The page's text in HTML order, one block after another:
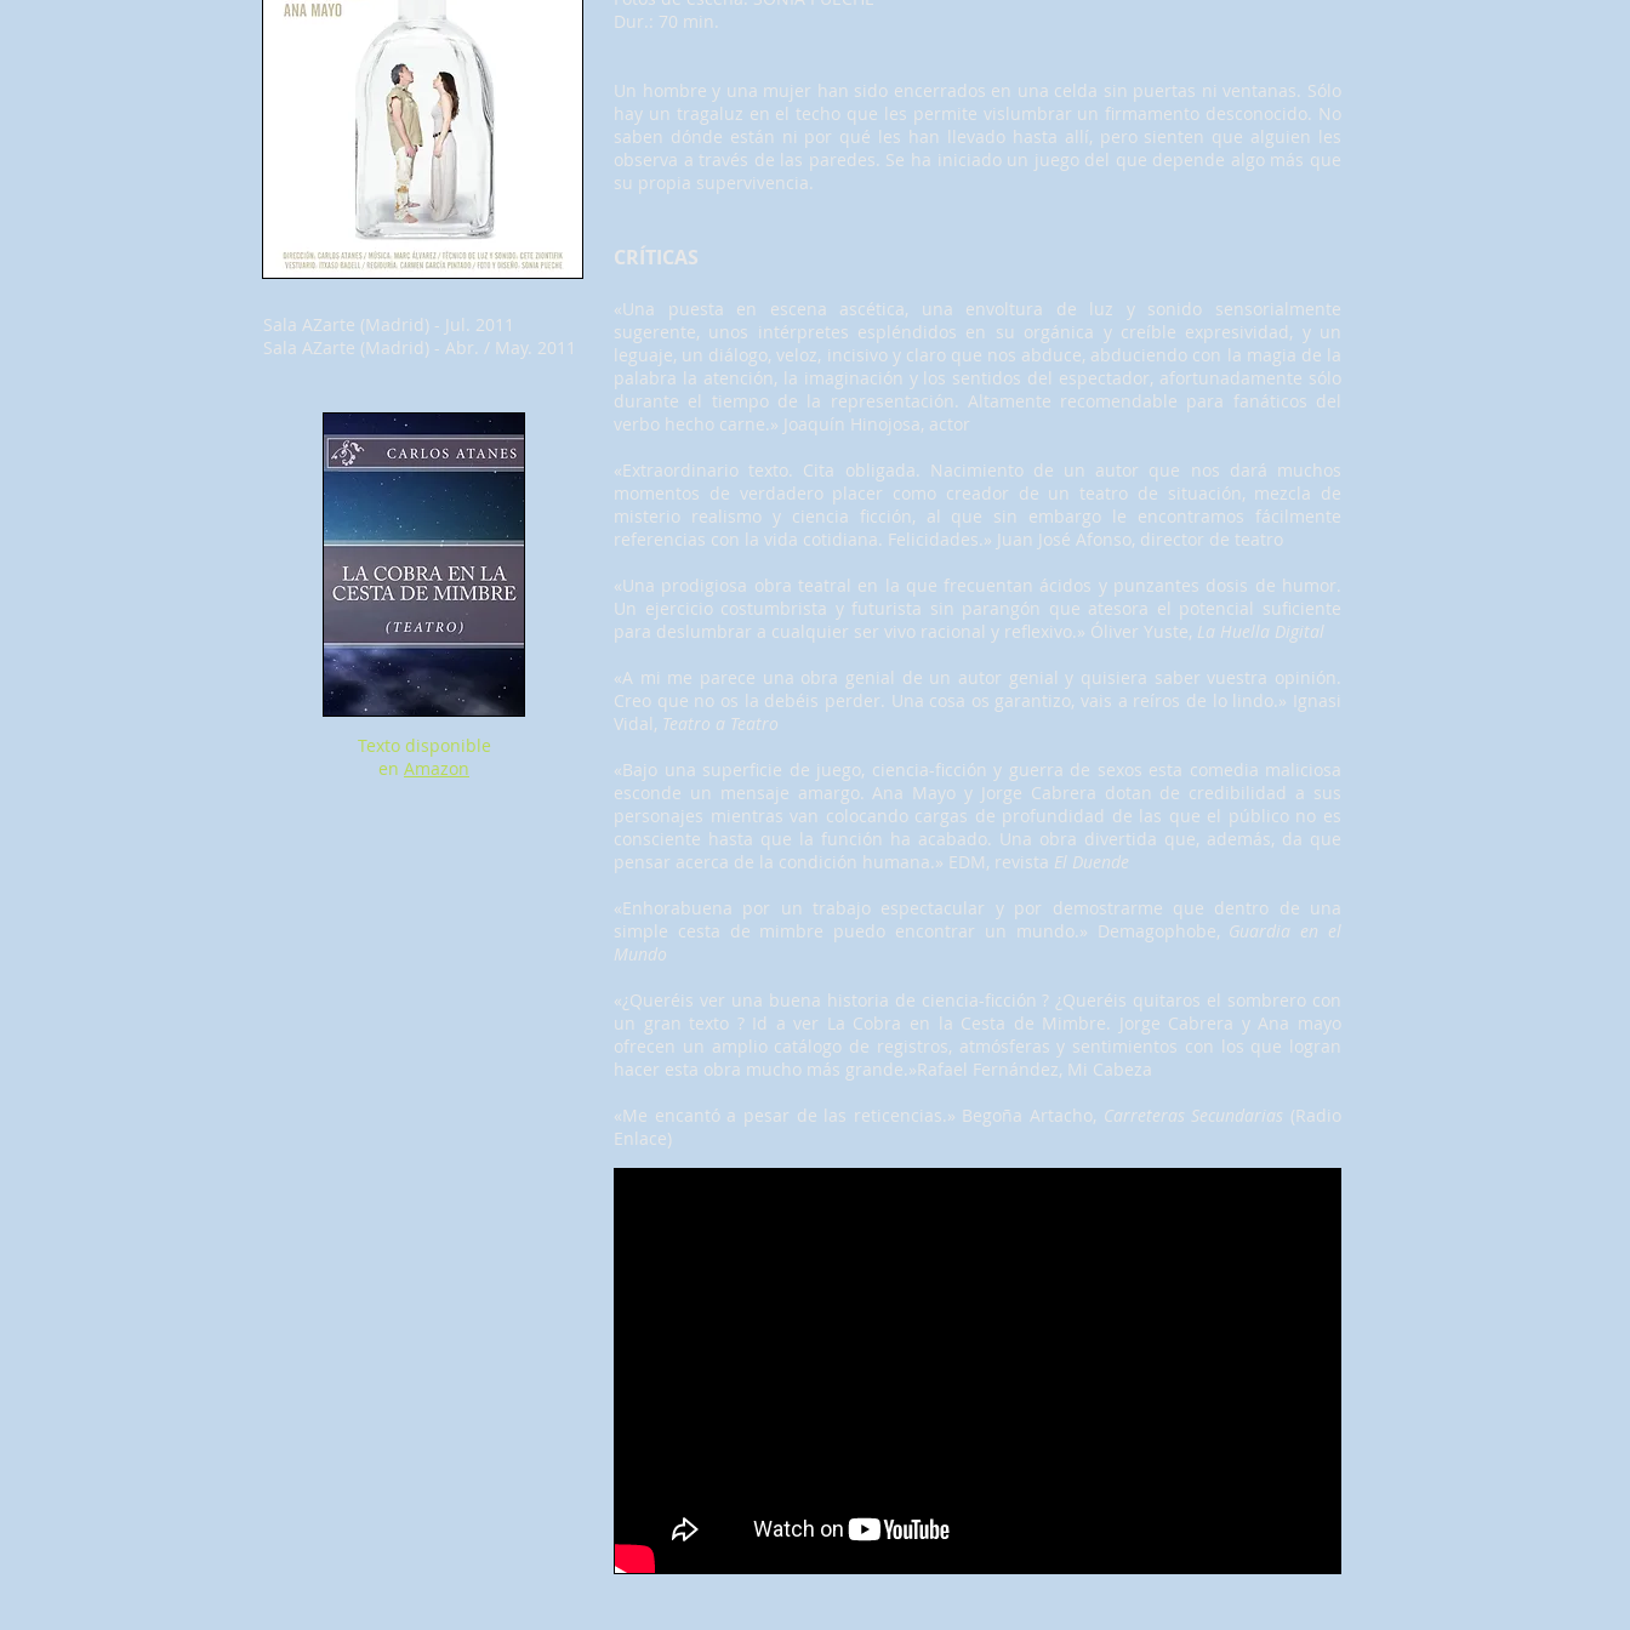
Sala AZarte (Madrid) - Jul. 2011
Sala AZarte (Madrid) - Abr. / May. 2011
Texto disponible
en Amazon
Dur.: 70 min.
Un hombre y una mujer han sido encerrados en una celda sin puertas ni ventanas. Sólo
hay un tragaluz en el techo que les permite vislumbrar un firmamento desconocido. No
saben dónde están ni por qué les han llevado hasta allí, pero sienten que alguien les
observa a través de las paredes. Se ha iniciado un juego del que depende algo más que
su propia supervivencia.
CRÍTICAS
«Una puesta en escena ascética, una envoltura de luz y sonido sensorialmente
sugerente, unos intérpretes espléndidos en su orgánica y creíble expresividad, y un
leguaje, un diálogo, veloz, incisivo y claro que nos abduce, abduciendo con la magia de la
palabra la atención, la imaginación y los sentidos del espectador, afortunadamente sólo
durante el tiempo de la representación. Altamente recomendable para fanáticos del
verbo hecho carne.» Joaquín Hinojosa, actor
«Extraordinario texto. Cita obligada. Nacimiento de un autor que nos dará muchos
momentos de verdadero placer como creador de un teatro de situación, mezcla de
misterio realismo y ciencia ficción, al que sin embargo le encontramos fácilmente
referencias con la vida cotidiana. Felicidades.» Juan José Afonso, director de teatro
«Una prodigiosa obra teatral en la que frecuentan ácidos y punzantes dosis de humor.
Un ejercicio costumbrista y futurista sin parangón que atesora el potencial suficiente
para deslumbrar a cualquier ser vivo racional y reflexivo.» Óliver Yuste, La Huella Digital
«A mi me parece una obra genial de un autor genial y quisiera saber vuestra opinión.
Creo que no os la debéis perder. Una cosa os garantizo, vais a reíros de lo lindo.» Ignasi
Vidal, Teatro a Teatro
«Bajo una superficie de juego, ciencia-ficción y guerra de sexos esta comedia maliciosa
esconde un mensaje amargo. Ana Mayo y Jorge Cabrera dotan de credibilidad a sus
personajes mientras van colocando cargas de profundidad de las que el público no es
consciente hasta que la función ha acabado. Una obra divertida que, además, da que
pensar acerca de la condición humana.» EDM, revista El Duende
«Enhorabuena por un trabajo espectacular y por demostrarme que dentro de una
simple cesta de mimbre puedo encontrar un mundo.» Demagophobe, Guardia en el
Mundo
«¿Queréis ver una buena historia de ciencia-ficción ? ¿Queréis quitaros el sombrero con
un gran texto ? Id a ver La Cobra en la Cesta de Mimbre. Jorge Cabrera y Ana mayo
ofrecen un amplio catálogo de registros, atmósferas y sentimientos con los que logran
hacer esta obra mucho más grande.»Rafael Fernández, Mi Cabeza
«Me encantó a pesar de las reticencias.» Begoña Artacho, Carreteras Secundarias (Radio
Enlace)